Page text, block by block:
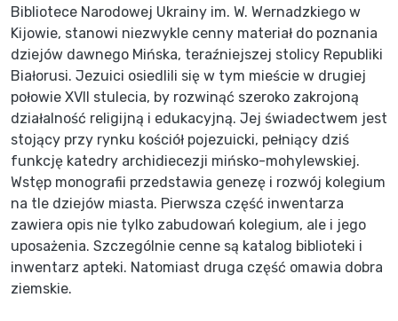
Bibliotece Narodowej Ukrainy im. W. Wernadzkiego w
Kijowie, stanowi niezwykle cenny materiał do poznania
dziejów dawnego Mińska, teraźniejszej stolicy Republiki
Białorusi. Jezuici osiedlili się w tym mieście w drugiej
połowie XVII stulecia, by rozwinąć szeroko zakrojoną
działalność religijną i edukacyjną. Jej świadectwem jest
stojący przy rynku kościół pojezuicki, pełniący dziś
funkcję katedry archidiecezji mińsko-mohylewskiej.
Wstęp monografii przedstawia genezę i rozwój kolegium
na tle dziejów miasta. Pierwsza część inwentarza
zawiera opis nie tylko zabudowań kolegium, ale i jego
uposażenia. Szczególnie cenne są katalog biblioteki i
inwentarz apteki. Natomiast druga część omawia dobra
ziemskie.